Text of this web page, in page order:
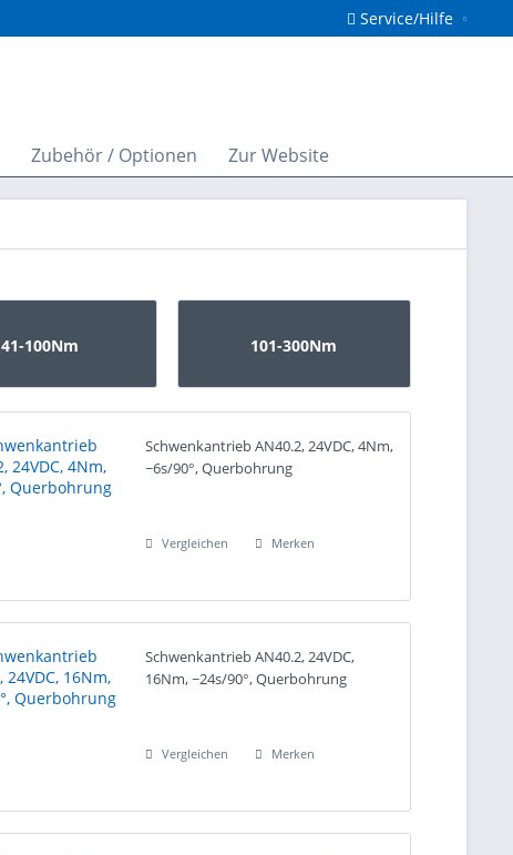
Service/Hilfe
Zubehör / Optionen Zur Website
41-100Nm 101-300Nm
Schwenkantrieb AN40.2, 24VDC, 4Nm,
~6s/90°, Querbohrung
Vergleichen Merken
Schwenkantrieb AN40.2, 24VDC,
16Nm, ~24s/90°, Querbohrung
Vergleichen Merken